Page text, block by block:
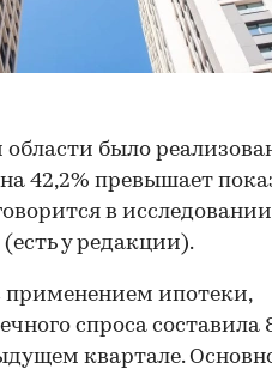
было
42,2% превышает
в исследовании
у редакции).
применением ипотеки,
спроса составила
квартале.